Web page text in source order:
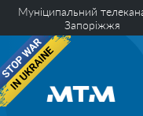
Муніципальний
Запоріжжя